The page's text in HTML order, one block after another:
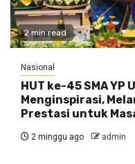
2 min read
Nasional
HUT ke-45 SMA YP
Menginspirasi,
Prestasi untuk
2 minggu ago admin